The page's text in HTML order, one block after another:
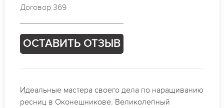
Договор 760
ОСТАВИТЬ ОТЗЫВ
Спасибо огромное. Заказывала наращивание
ресниц в Оконешникове для мероприятия. За 2